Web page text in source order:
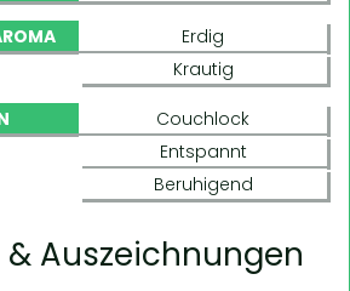
Erdig
Krautig
Couchlock
Entspannt
Beruhigend
& Auszeichnungen